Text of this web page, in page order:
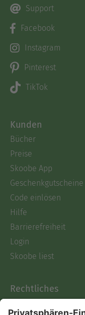
Support
Facebook
Instagram
Pinterest
TikTok
Kunden
Bücher
Preise
Skoobe App
Geschenkgutscheine
Code einlösen
Hilfe
Barrierefreiheit
Login
Skoobe liest
Rechtliches